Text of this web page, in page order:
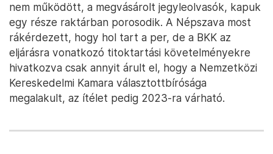
nem működött, a megvásárolt jegyleolvasók, kapuk
egy része raktárban porosodik. A Népszava most
rákérdezett, hogy hol tart a per, de a BKK az
eljárásra vonatkozó titoktartási követelményekre
hivatkozva csak annyit árult el, hogy a Nemzetközi
Kereskedelmi Kamara választottbírósága
megalakult, az ítélet pedig 2023-ra várható.